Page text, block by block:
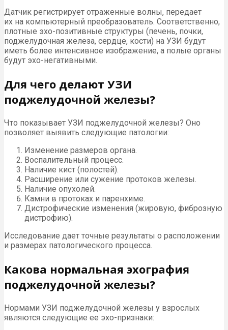
Датчик регистрирует отраженные волны, передает
их на компьютерный преобразователь. Соответственно,
плотные эхо-позитивные структуры (печень, почки,
поджелудочная железа, сердце, кости) на УЗИ будут
иметь более интенсивное изображение, а полые органы
будут эхо-негативными.
Для чего делают УЗИ
поджелудочной железы?
Что показывает УЗИ поджелудочной железы? Оно
позволяет выявить следующие патологии:
Изменение размеров органа.
Воспалительный процесс.
Наличие кист (полостей).
Расширение или сужение протоков железы.
Наличие опухолей.
Камни в протоках и паренхиме.
Дистрофические изменения (жировую, фиброзную
дистрофию).
Исследование дает точные результаты о расположении
и размерах патологического процесса.
Какова нормальная эхография
поджелудочной железы?
Нормами УЗИ поджелудочной железы у взрослых
являются следующие ее эхо-признаки: